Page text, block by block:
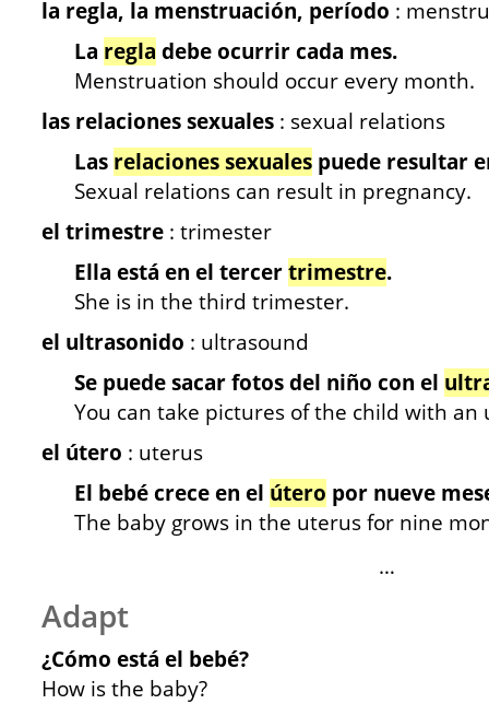
la regla, la menstruación, período :
La regla debe ocurrir cada mes.
Menstruation should occur every month.
las relaciones sexuales : sexual relations
Las relaciones sexuales puede resultar
Sexual relations can result in pregnancy.
el trimestre : trimester
Ella está en el tercertrimestre.
She is in the third trimester.
el ultrasonido : ultrasound
Se puede sacar fotos del niño con el
You can take pictures of the child with an
el útero : uterus
El bebé crece en el útero por nueve
The baby grows in the uterus for nine
…
Adapt
¿Cómo está el bebé?
How is the baby?